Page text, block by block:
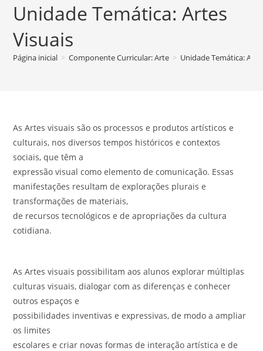
Unidade Temática: Artes
Visuais
Página inicial > Componente Curricular: Arte > Unidade Temática:
AsArtes visuaissão os processos e produtos artísticos e
culturais, nos diversos tempos históricos e contextos
sociais, que têm a
expressão visual como elemento de comunicação. Essas
manifestações resultam de explorações plurais e
transformações de materiais,
de recursos tecnológicos e de apropriações da cultura
cotidiana.
As Artes visuais possibilitam aos alunos explorar múltiplas
culturas visuais, dialogar com as diferenças e conhecer
outros espaços e
possibilidades inventivas e expressivas, de modo a ampliar
os limites
escolares e criar novas formas de interação artística e de